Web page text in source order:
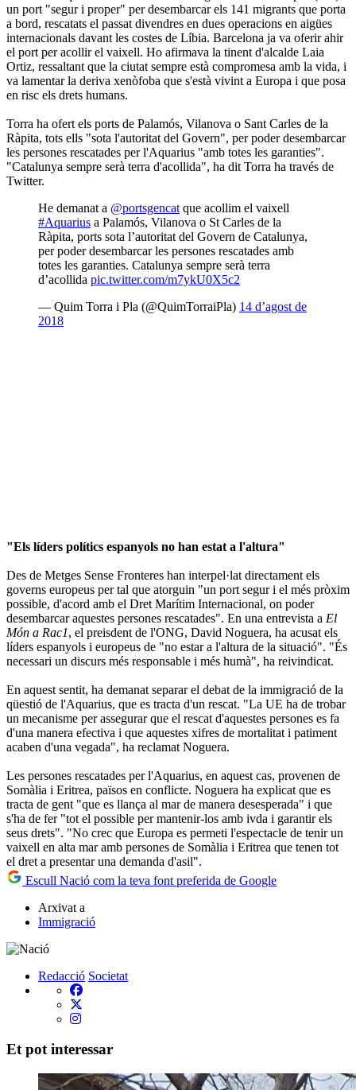
un port "segur i proper" per desembarcar els 141 migrants que porta
a bord, rescatats el passat divendres en dues operacions en aigües
internacionals davant les costes de Líbia. Barcelona ja va oferir ahir
el port per acollir el vaixell. Ho afirmava la tinent d'alcalde Laia
Ortiz, ressaltant que la ciutat sempre està compromesa amb la vida, i
va lamentar la deriva xenòfoba que s'està vivint a Europa i que posa
en risc els drets humans.
Torra ha ofert els ports de Palamós, Vilanova o Sant Carles de la
Ràpita, tots ells "sota l'autoritat del Govern", per poder desembarcar
les persones rescatades per l'Aquarius "amb totes les garanties".
"Catalunya sempre serà terra d'acollida", ha dit Torra ha través de
Twitter.
He demanat a @portsgencat que acollim el vaixell
#Aquarius a Palamós, Vilanova o St Carles de la
Ràpita, ports sota l’autoritat del Govern de Catalunya,
per poder desembarcar les persones rescatades amb
totes les garanties. Catalunya sempre serà terra
d’acollida pic.twitter.com/m7ykU0X5c2
— Quim Torra i Pla (@QuimTorraiPla) 14 d’agost de
2018
"Els líders polítics espanyols no han estat a l'altura"
Des de Metges Sense Fronteres han interpel·lat directament els
governs europeus per tal que atorguin "un port segur i el més pròxim
possible, d'acord amb el Dret Marítim Internacional, on poder
desembarcar aquestes persones rescatades". En una entrevista a El
Món a Rac1, el preisdent de l'ONG, David Noguera, ha acusat els
líders espanyols i europeus de "no estar a l'altura de la situació". "És
necessari un discurs més responsable i més humà", ha reivindicat.
En aquest sentit, ha demanat separar el debat de la immigració de la
qüestió de l'Aquarius, que es tracta d'un rescat. "La UE ha de trobar
un mecanisme per assegurar que el rescat d'aquestes persones es fa
d'una manera efectiva i que aquestes xifres de mortalitat i patiment
acaben d'una vegada", ha reclamat Noguera.
Les persones rescatades per l'Aquarius, en aquest cas, provenen de
Somàlia i Eritrea, països en conflicte. Noguera ha explicat que es
tracta de gent "que es llança al mar de manera desesperada" i que
s'ha de fer "tot el possible per mantenir-los amb ivda i garantir els
seus drets". "No crec que Europa es permeti l'espectacle de tenir un
vaixell en alta mar amb persones de Somàlia i Eritrea que tenen tot
el dret a presentar una demanda d'asil".
Escull Nació com la teva font preferida de Google
Arxivat a
Immigració
Redacció Societat
Et pot interessar